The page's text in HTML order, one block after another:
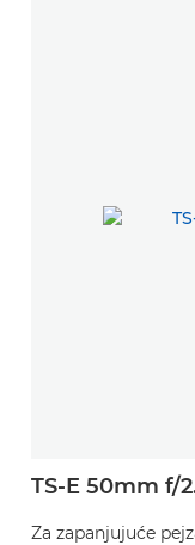
TS-E 50mm f/
Za zapanjujuće